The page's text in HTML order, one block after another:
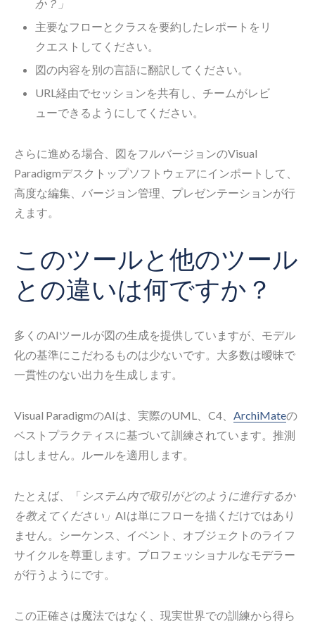
か？」
主要なフローとクラスを要約したレポートをリ
クエストしてください。
図の内容を別の言語に翻訳してください。
URL経由でセッションを共有し、チームがレビ
ューできるようにしてください。
さらに進める場合、図をフルバージョンのVisual
Paradigmデスクトップソフトウェアにインポートして、
高度な編集、バージョン管理、プレゼンテーションが行
えます。
このツールと他のツール
との違いは何ですか？
多くのAIツールが図の生成を提供していますが、モデル
化の基準にこだわるものは少ないです。大多数は曖昧で
一貫性のない出力を生成します。
Visual ParadigmのAIは、実際のUML、C4、 ArchiMateの
ベストプラクティスに基づいて訓練されています。推測
はしません。ルールを適用します。
たとえば、「 システム内で取引がどのように進行するか
を教えてください」 AIは単にフローを描くだけではあり
ません。シーケンス、イベント、オブジェクトのライフ
サイクルを尊重します。プロフェッショナルなモデラー
が行うようにです。
この正確さは魔法ではなく、現実世界での訓練から得ら